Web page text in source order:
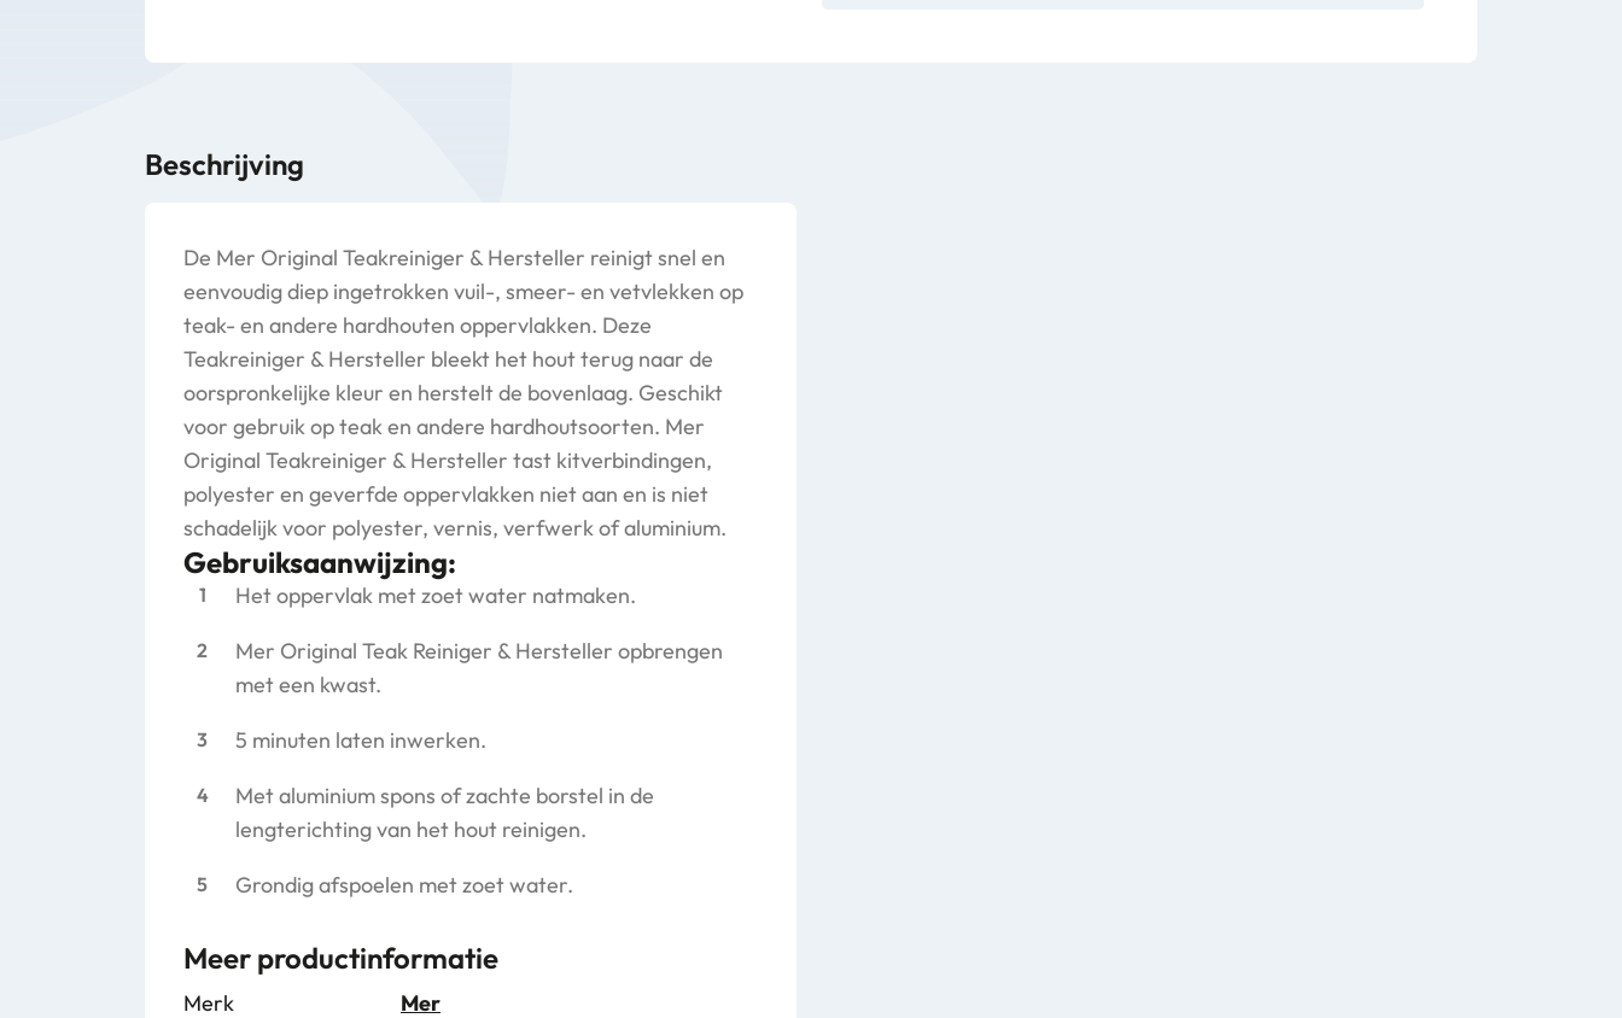
Beschrijving
De Mer Original Teakreiniger & Hersteller reinigt snel en
eenvoudig diep ingetrokken vuil-, smeer- en vetvlekken op
teak- en andere hardhouten oppervlakken. Deze
Teakreiniger & Hersteller bleekt het hout terug naar de
oorspronkelijke kleur en herstelt de bovenlaag. Geschikt
voor gebruik op teak en andere hardhoutsoorten. Mer
Original Teakreiniger & Hersteller tast kitverbindingen,
polyester en geverfde oppervlakken niet aan en is niet
schadelijk voor polyester, vernis, verfwerk of aluminium.
Gebruiksaanwijzing:
Het oppervlak met zoet water natmaken.
Mer Original Teak Reiniger & Hersteller opbrengen
met een kwast.
5 minuten laten inwerken.
Met aluminium spons of zachte borstel in de
lengterichting van het hout reinigen.
Grondig afspoelen met zoet water.
Meer productinformatie
Merk Mer